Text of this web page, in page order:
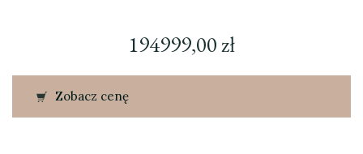
194999,00zł
Zobacz cenę